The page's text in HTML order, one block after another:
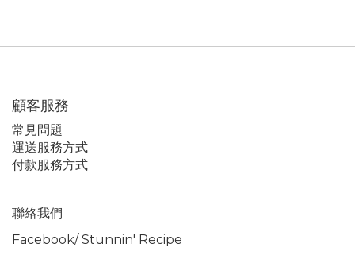
顧客服務
常見問題
運送服務方式
付款服務方式
聯絡我們
Facebook/Stunnin' Recipe